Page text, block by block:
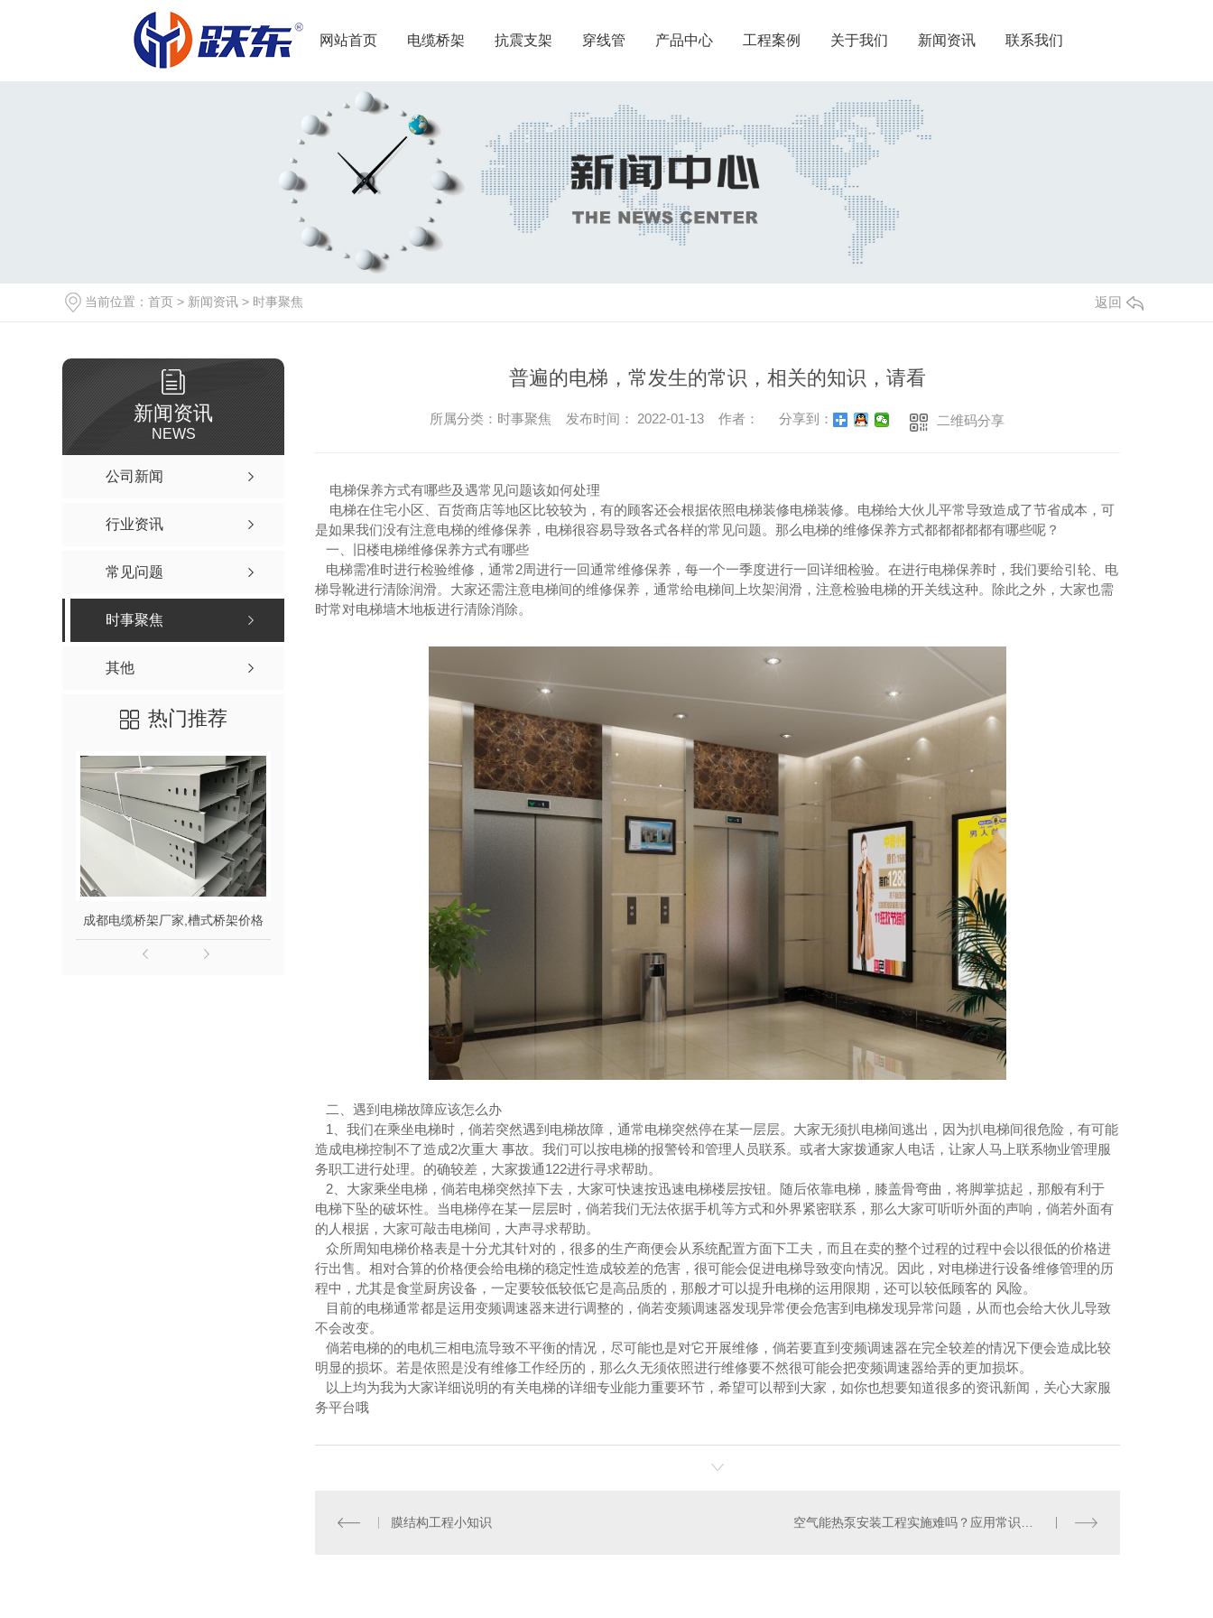
网站首页 电缆桥架 抗震支架 穿线管 产品中心 工程案例 关于我们 新闻资讯 联系我们
当前位置： 首页 > 新闻资讯 > 时事聚焦 返回
新闻资讯
NEWS
公司新闻
行业资讯
常见问题
时事聚焦
其他
热门推荐
成都电缆桥架厂家,槽式桥架价格 成都抗震支架水管批发,成都抗震支架制作 成都电缆桥架厂家,托盘式桥架价格
普遍的电梯，常发生的常识，相关的知识，请看
所属分类：时事聚焦 发布时间： 2022-01-13 作者： 分享到： 二维码分享
电梯保养方式有哪些及遇常见问题该如何处理
电梯在住宅小区、百货商店等地区比较较为，有的顾客还会根据依照电梯装修电梯装修。电梯给大伙儿平常导致造成了节省成本，可
是如果我们没有注意电梯的维修保养，电梯很容易导致各式各样的常见问题。那么电梯的维修保养方式都都都都都有哪些呢？
一、旧楼电梯维修保养方式有哪些
电梯需准时进行检验维修，通常2周进行一回通常维修保养，每一个一季度进行一回详细检验。在进行电梯保养时，我们要给引轮、电
梯导靴进行清除润滑。大家还需注意电梯间的维修保养，通常给电梯间上坎架润滑，注意检验电梯的开关线这种。除此之外，大家也需
时常对电梯墙木地板进行清除消除。
二、遇到电梯故障应该怎么办
1、我们在乘坐电梯时，倘若突然遇到电梯故障，通常电梯突然停在某一层层。大家无须扒电梯间逃出，因为扒电梯间很危险，有可能
造成电梯控制不了造成2次重大 事故。我们可以按电梯的报警铃和管理人员联系。或者大家拨通家人电话，让家人马上联系物业管理服
务职工进行处理。的确较差，大家拨通122进行寻求帮助。
2、大家乘坐电梯，倘若电梯突然掉下去，大家可快速按迅速电梯楼层按钮。随后依靠电梯，膝盖骨弯曲，将脚掌掂起，那般有利于
电梯下坠的破坏性。当电梯停在某一层层时，倘若我们无法依据手机等方式和外界紧密联系，那么大家可听听外面的声响，倘若外面有
的人根据，大家可敲击电梯间，大声寻求帮助。
众所周知电梯价格表是十分尤其针对的，很多的生产商便会从系统配置方面下工夫，而且在卖的整个过程的过程中会以很低的价格进
行出售。相对合算的价格便会给电梯的稳定性造成较差的危害，很可能会促进电梯导致变向情况。因此，对电梯进行设备维修管理的历
程中，尤其是食堂厨房设备，一定要较低较低它是高品质的，那般才可以提升电梯的运用限期，还可以较低顾客的 风险。
目前的电梯通常都是运用变频调速器来进行调整的，倘若变频调速器发现异常便会危害到电梯发现异常问题，从而也会给大伙儿导致
不会改变。
倘若电梯的的电机三相电流导致不平衡的情况，尽可能也是对它开展维修，倘若要直到变频调速器在完全较差的情况下便会造成比较
明显的损坏。若是依照是没有维修工作经历的，那么久无须依照进行维修要不然很可能会把变频调速器给弄的更加损坏。
以上均为我为大家详细说明的有关电梯的详细专业能力重要环节，希望可以帮到大家，如你也想要知道很多的资讯新闻，关心大家服
务平台哦
膜结构工程小知识 空气能热泵安装工程实施难吗？应用常识有哪些？